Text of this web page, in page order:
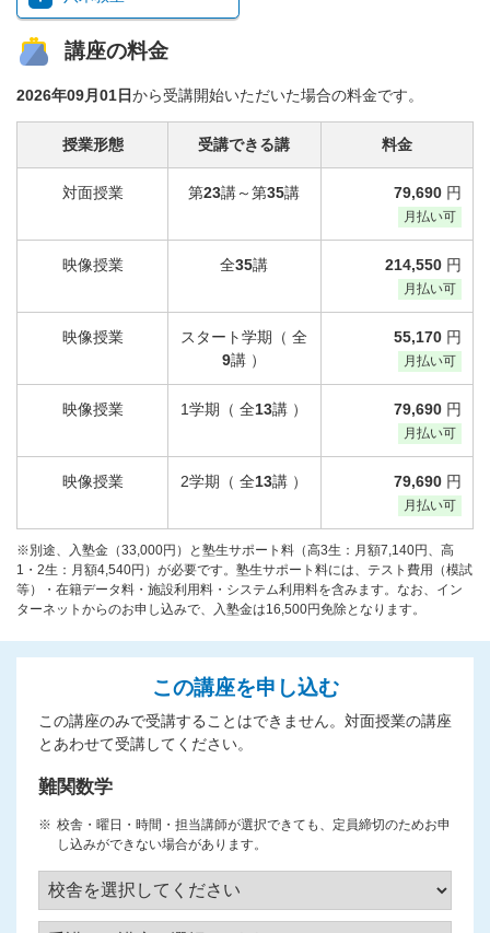
講座の料金
2026年09月01日から受講開始いただいた場合の料金です。
授業形態
対面授業
映像授業
映像授業
映像授業
映像授業
受講できる講
第23講～第35講
全35講
スタート学期（ 全
9講 ）
1学期（ 全13講 ）
2学期（ 全13講 ）
料金
79,690 円
月払い可
214,550 円
月払い可
55,170 円
月払い可
79,690 円
月払い可
79,690 円
月払い可
※別途、入塾金（33,000円）と塾生サポート料（高3生：月額7,140円、高
1・2生：月額4,540円）が必要です。塾生サポート料には、テスト費用（模試
等）・在籍データ料・施設利用料・システム利用料を含みます。なお、イン
ターネットからのお申し込みで、入塾金は16,500円免除となります。
この講座を申し込む
この講座のみで受講することはできません。対面授業の講座
とあわせて受講してください。
難関数学
校舎・曜日・時間・担当講師が選択できても、定員締切のためお申
し込みができない場合があります。